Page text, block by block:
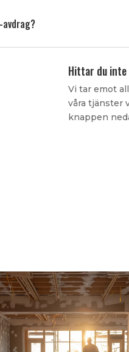
avdrag?
Hittar du
Vi tar emot
våra tjänster
knappen